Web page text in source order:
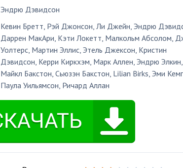
Эндрю Дэвидсон
Кевин Бретт, Рэй Джонсон, Ли Джейн, Эндрю
Даррен МакАри, Кэти Локетт, Малкольм Абсолом,
Уолтерс, Мартин Эллис, Этель Джексон, Кристин
Дэвидсон, Керри Киркхэм, Марк Аллен, Эндрю Элкин,
Майкл Бакстон, Сьюзэн Бакстон, Lilian Birks, Эми
Паула Уильямсон, Ричард Аллан